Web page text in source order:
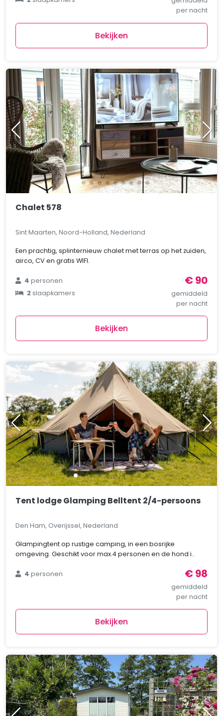
per nacht
Bekijken
Chalet 578
Sint Maarten, Noord-Holland, Nederland
Een prachtig, splinternieuw chalet met terras op het zuiden,
airco, CV en gratis WIFI.
4personen
2slaapkamers
€ 90
gemiddeld
per nacht
Bekijken
Tent lodge Glamping Belltent 2/4-persoons
Den Ham, Overijssel, Nederland
Glampingtent op rustige camping, in een bosrijke
omgeving. Geschikt voor max.4 personen en de hond i..
4personen € 98
gemiddeld
per nacht
Bekijken